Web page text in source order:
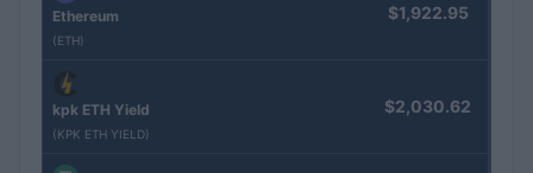
Ethereum
(ETH)
$1,922.95
kpk ETH Yield
(KPK ETH YIELD)
$2,030.62